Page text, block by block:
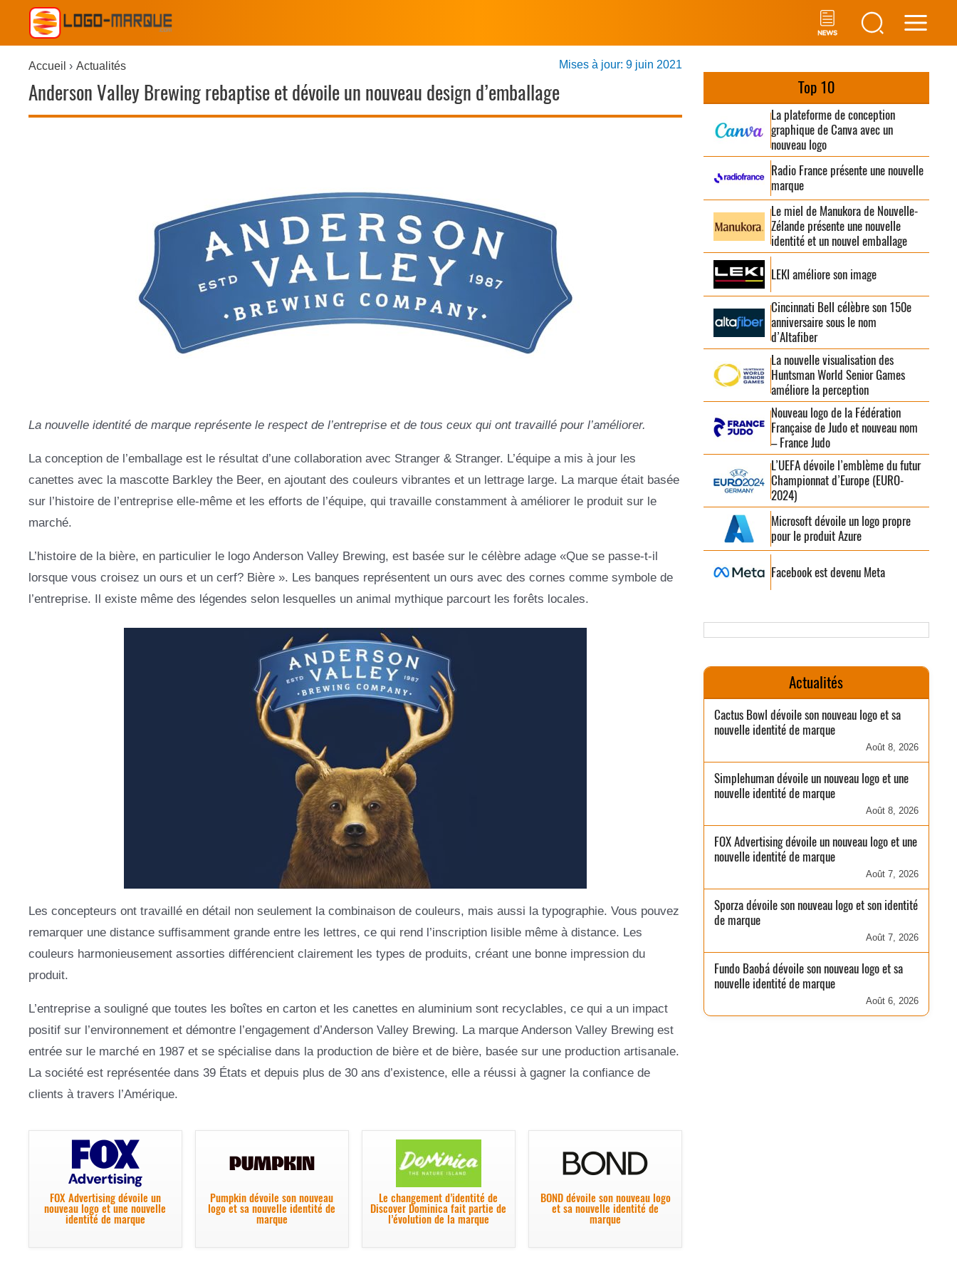
Accueil Actualités
Anderson Valley Brewing rebaptise et dévoile un nouveau design d’emballage
Mises à jour: 9 juin 2021
La nouvelle identité de marque représente le respect de l’entreprise et de tous ceux qui ont travaillé pour l’améliorer.
La conception de l’emballage est le résultat d’une collaboration avec Stranger & Stranger. L’équipe a mis à jour les
canettes avec la mascotte Barkley the Beer, en ajoutant des couleurs vibrantes et un lettrage large. La marque était basée
sur l’histoire de l’entreprise elle-même et les efforts de l’équipe, qui travaille constamment à améliorer le produit sur le
marché.
L’histoire de la bière, en particulier le logo Anderson Valley Brewing, est basée sur le célèbre adage «Que se passe-t-il
lorsque vous croisez un ours et un cerf? Bière ». Les banques représentent un ours avec des cornes comme symbole de
l’entreprise. Il existe même des légendes selon lesquelles un animal mythique parcourt les forêts locales.
Les concepteurs ont travaillé en détail non seulement la combinaison de couleurs, mais aussi la typographie. Vous pouvez
remarquer une distance suffisamment grande entre les lettres, ce qui rend l’inscription lisible même à distance. Les
couleurs harmonieusement assorties différencient clairement les types de produits, créant une bonne impression du
produit.
L’entreprise a souligné que toutes les boîtes en carton et les canettes en aluminium sont recyclables, ce qui a un impact
positif sur l’environnement et démontre l’engagement d’Anderson Valley Brewing. La marque Anderson Valley Brewing est
entrée sur le marché en 1987 et se spécialise dans la production de bière et de bière, basée sur une production artisanale.
La société est représentée dans 39 États et depuis plus de 30 ans d’existence, elle a réussi à gagner la confiance de
clients à travers l’Amérique.
FOX Advertising dévoile un
nouveau logo et une nouvelle
identité de marque
Pumpkin dévoile son nouveau
logo et sa nouvelle identité de
marque
Le changement d’identité de
Discover Dominica fait partie de
l’évolution de la marque
BOND dévoile son nouveau logo
et sa nouvelle identité de
marque
Top 10
La plateforme de conception
graphique de Canva avec un
nouveau logo
Radio France présente une nouvelle
marque
Le miel de Manukora de Nouvelle-
Zélande présente une nouvelle
identité et un nouvel emballage
LEKI améliore son image
Cincinnati Bell célèbre son 150e
anniversaire sous le nom
d’Altafiber
La nouvelle visualisation des
Huntsman World Senior Games
améliore la perception
Nouveau logo de la Fédération
Française de Judo et nouveau nom
– France Judo
L’UEFA dévoile l’emblème du futur
Championnat d’Europe (EURO-
2024)
Microsoft dévoile un logo propre
pour le produit Azure
Facebook est devenu Meta
Actualités
Cactus Bowl dévoile son nouveau logo et sa
nouvelle identité de marque
Août 8, 2026
Simplehuman dévoile un nouveau logo et une
nouvelle identité de marque
Août 8, 2026
FOX Advertising dévoile un nouveau logo et une
nouvelle identité de marque
Août 7, 2026
Sporza dévoile son nouveau logo et son identité
de marque
Août 7, 2026
Fundo Baobá dévoile son nouveau logo et sa
nouvelle identité de marque
Août 6, 2026